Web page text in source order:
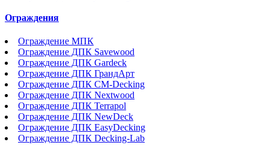
Ограждения
Ограждение МПК
Ограждение ДПК Savewood
Ограждение ДПК Gardeck
Ограждение ДПК ГрандАрт
Ограждение ДПК CM-Decking
Ограждение ДПК Nextwood
Ограждение ДПК Terrapol
Ограждение ДПК NewDeck
Ограждение ДПК EasyDecking
Ограждение ДПК Decking-Lab